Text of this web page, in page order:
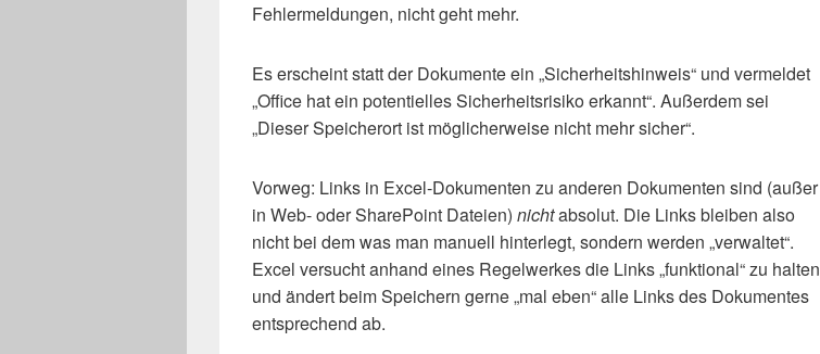
Fehlermeldungen, nicht geht mehr.
Es erscheint statt der Dokumente ein „Sicherheitshinweis“ und vermeldet
„Office hat ein potentielles Sicherheitsrisiko erkannt“. Außerdem sei
„Dieser Speicherort ist möglicherweise nicht mehr sicher“.
Vorweg: Links in Excel-Dokumenten zu anderen Dokumenten sind (außer
in Web- oder SharePoint Dateien) nichtabsolut. Die Links bleiben also
nicht bei dem was man manuell hinterlegt, sondern werden „verwaltet“.
Excel versucht anhand eines Regelwerkes die Links „funktional“ zu halten
und ändert beim Speichern gerne „mal eben“ alle Links des Dokumentes
entsprechend ab.